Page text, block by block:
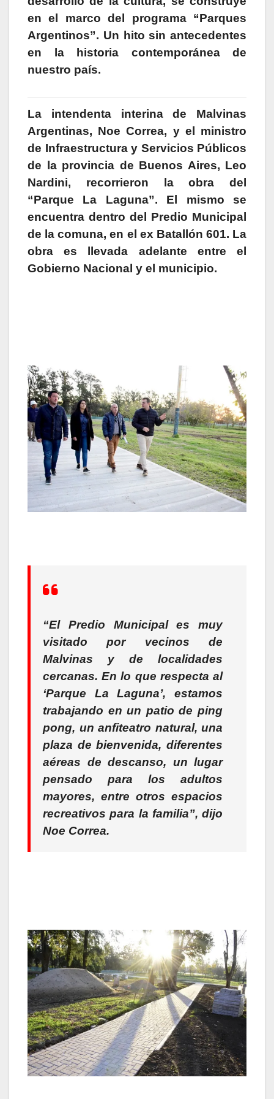
p
o
k
g
er
tir
en el marco del programa “Parques
Argentinos”. Un hito sin antecedentes
en la historia contemporánea de
nuestro país.
La intendenta interina de Malvinas
Argentinas, Noe Correa, y el ministro
de Infraestructura y Servicios Públicos
de la provincia de Buenos Aires, Leo
Nardini, recorrieron la obra del
“Parque La Laguna”. El mismo se
encuentra dentro del Predio Municipal
de la comuna, en el ex Batallón 601. La
obra es llevada adelante entre el
Gobierno Nacional y el municipio.
“El Predio Municipal es muy
visitado por vecinos de
Malvinas y de localidades
cercanas. En lo que respecta al
‘Parque La Laguna’, estamos
trabajando en un patio de ping
pong, un anfiteatro natural, una
plaza de bienvenida, diferentes
aéreas de descanso, un lugar
pensado para los adultos
mayores, entre otros espacios
recreativos para la familia”, dijo
Noe Correa.